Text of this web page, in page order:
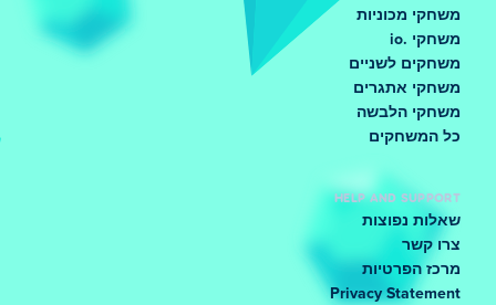
משחקי מכוניות
משחקי .io
משחקים לשניים
משחקי אתגרים
משחקי הלבשה
כל המשחקים
HELP AND SUPPORT
שאלות נפוצות
צרו קשר
מרכז הפרטיות
Privacy Statement